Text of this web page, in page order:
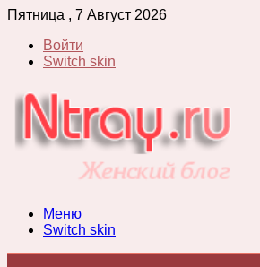
Пятница , 7 Август 2026
Войти
Switch skin
Меню
Switch skin